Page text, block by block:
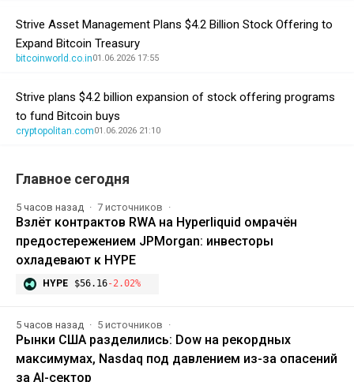
Strive Asset Management Plans $4.2 Billion Stock Offering to
Expand Bitcoin Treasury
bitcoinworld.co.in01.06.2026 17:55
Strive plans $4.2 billion expansion of stock offering programs
to fund Bitcoin buys
cryptopolitan.com01.06.2026 21:10
Главное сегодня
5 часов назад 7 источников
Взлёт контрактов RWA на Hyperliquid омрачён
предостережением JPMorgan: инвесторы
охладевают к HYPE
HYPE $56.16-2.02%
5 часов назад 5 источников
Рынки США разделились: Dow на рекордных
максимумах, Nasdaq под давлением из-за опасений
за AI-сектор